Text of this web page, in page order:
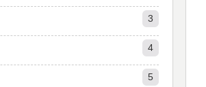
3
4
5